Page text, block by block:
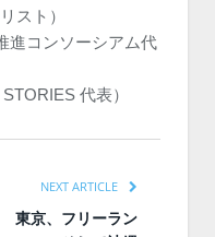
スト）
進コンソーシアム代
代表）
NEXT ARTICLE
東京、フリーラン